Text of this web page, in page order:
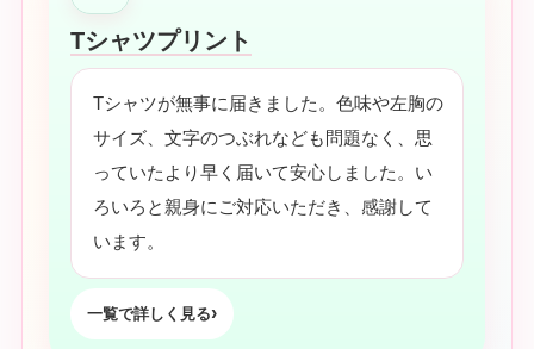
Tシャツプリント
Tシャツが無事に届きました。色味や左胸の
サイズ、文字のつぶれなども問題なく、思
っていたより早く届いて安心しました。い
ろいろと親身にご対応いただき、感謝して
います。
一覧で詳しく見る